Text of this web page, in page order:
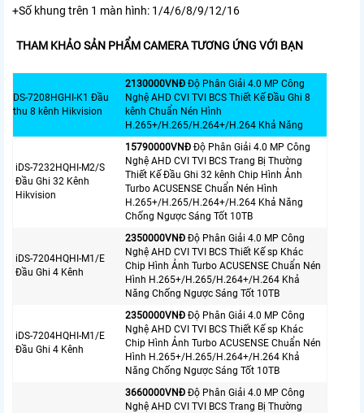
+Số khung trên 1 màn hình: 1/4/6/8/9/12/16
THAM KHẢO SẢN PHẨM CAMERA TƯƠNG ỨNG VỚI BẠN
DS-7208HGHI-K1 Đầu
thu 8 kênh Hikvision
2130000VNÐ Độ Phân Giải 4.0 MP Công
Nghệ AHD CVI TVI BCS Thiết Kế Đầu Ghi 8
kênh Chuẩn Nén Hình
H.265+/H.265/H.264+/H.264 Khả Năng
iDS-7232HQHI-M2/S
Đầu Ghi 32 Kênh
Hikvision
15790000VNÐ Độ Phân Giải 4.0 MP Công
Nghệ AHD CVI TVI BCS Trang Bị Thường
Thiết Kế Đầu Ghi 32 kênh Chip Hình Ảnh
Turbo ACUSENSE Chuẩn Nén Hình
H.265+/H.265/H.264+/H.264 Khả Năng
Chống Ngược Sáng Tốt 10TB
iDS-7204HQHI-M1/E
Đầu Ghi 4 Kênh
2350000VNÐ Độ Phân Giải 4.0 MP Công
Nghệ AHD CVI TVI BCS Thiết Kế sp Khác
Chip Hình Ảnh Turbo ACUSENSE Chuẩn Nén
Hình H.265+/H.265/H.264+/H.264 Khả
Năng Chống Ngược Sáng Tốt 10TB
iDS-7204HQHI-M1/E
Đầu Ghi 4 Kênh
2350000VNÐ Độ Phân Giải 4.0 MP Công
Nghệ AHD CVI TVI BCS Thiết Kế sp Khác
Chip Hình Ảnh Turbo ACUSENSE Chuẩn Nén
Hình H.265+/H.265/H.264+/H.264 Khả
Năng Chống Ngược Sáng Tốt 10TB
3660000VNÐ Độ Phân Giải 4.0 MP Công
Nghệ AHD CVI TVI BCS Trang Bị Thường